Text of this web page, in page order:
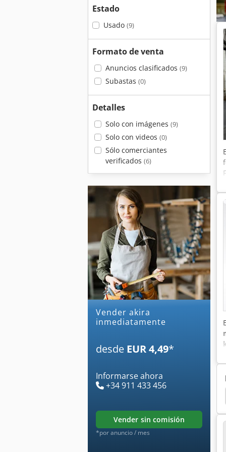
Estado
Usado (9)
Formato de venta
Anuncios clasificados (9)
Subastas (0)
Detalles
Solo con imágenes (9)
Solo con videos (0)
Sólo comerciantes
verificados (6)
Vender akira
inmediatamente
desde EUR 4,49*
Informarse ahora
+34 911 433 456
vender sin comisión
*por anuncio / mes